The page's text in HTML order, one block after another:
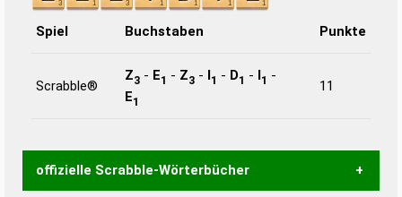
Spiel Buchstaben Punkte
Scrabble®
Z3 - E1 - Z3 - I1 - D1 - I1 -
E1
11
offizielle Scrabble-Wörterbücher